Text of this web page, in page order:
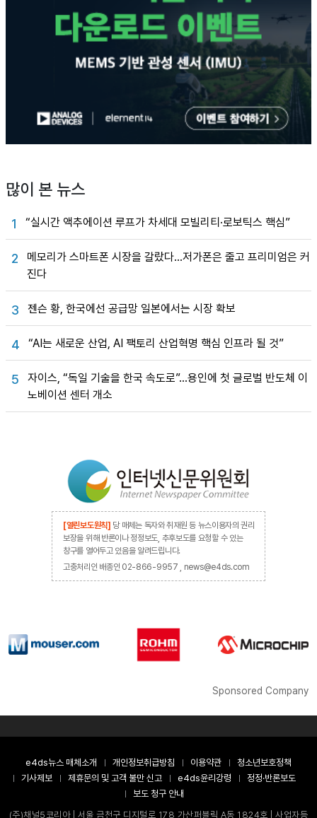
많이 본 뉴스
1 “실시간 액추에이션 루프가 차세대 모빌리티·로보틱스 핵심”
2
메모리가 스마트폰 시장을 갈랐다…저가폰은 줄고 프리미엄은 커
진다
3 젠슨 황, 한국에선 공급망 일본에서는 시장 확보
4 “AI는 새로운 산업, AI 팩토리 산업혁명 핵심 인프라 될 것”
5
자이스, “독일 기술을 한국 속도로”…용인에 첫 글로벌 반도체 이
노베이션 센터 개소
[열린보도원칙] 당 매체는 독자와 취재원 등 뉴스이용자의 권리
보장을 위해 반론이나 정정보도, 추후보도를 요청할 수 있는
창구를 열어두고 있음을 알려드립니다.
고충처리인 배종인 02-866-9957 , news@e4ds.com
Sponsored Company
e4ds뉴스 매체소개 개인정보취급방침 이용약관
청소년보호정책
기사제보
제휴문의 및 고객 불만 신고 e4ds윤리강령
정정·반론보도
보도 청구 안내
(주)채널5코리아 | 서울 금천구 디지털로 178 가산퍼블릭 A동 1824호 | 사업자등